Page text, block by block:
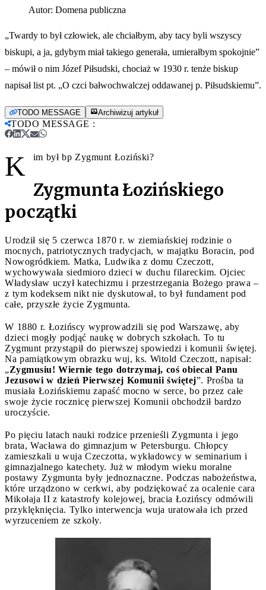
Autor: Domena publiczna
„Twardy to był człowiek, ale chciałbym, aby tacy byli wszyscy
biskupi, a ja, gdybym miał takiego generała, umierałbym spokojnie”
– mówił o nim Józef Piłsudski, chociaż w 1930 r. tenże biskup
napisał list pt. „O czci bałwochwalczej oddawanej p. Piłsudskiemu”.
TODO MESSAGE Archiwizuj artykuł
TODO MESSAGE :
K im był bp Zygmunt Łoziński?
Zygmunta Łozińskiego
początki
Urodził się 5 czerwca 1870 r. w ziemiańskiej rodzinie o
mocnych, patriotycznych tradycjach, w majątku Boracin, pod
Nowogródkiem. Matka, Ludwika z domu Czeczott,
wychowywała siedmioro dzieci w duchu filareckim. Ojciec
Władysław uczył katechizmu i przestrzegania Bożego prawa –
z tym kodeksem nikt nie dyskutował, to był fundament pod
całe, przyszłe życie Zygmunta.
W 1880 r. Łozińscy wyprowadzili się pod Warszawę, aby
dzieci mogły podjąć naukę w dobrych szkołach. To tu
Zygmunt przystąpił do pierwszej spowiedzi i komunii świętej.
Na pamiątkowym obrazku wuj, ks. Witold Czeczott, napisał:
„Zygmusiu! Wiernie tego dotrzymaj, coś obiecał Panu
Jezusowi w dzień Pierwszej Komunii świętej”. Prośba ta
musiała Łozińskiemu zapaść mocno w serce, bo przez całe
swoje życie rocznicę pierwszej Komunii obchodził bardzo
uroczyście.
Po pięciu latach nauki rodzice przenieśli Zygmunta i jego
brata, Wacława do gimnazjum w Petersburgu. Chłopcy
zamieszkali u wuja Czeczotta, wykładowcy w seminarium i
gimnazjalnego katechety. Już w młodym wieku moralne
postawy Zygmunta były jednoznaczne. Podczas nabożeństwa,
które urządzono w cerkwi, aby podziękować za ocalenie cara
Mikołaja II z katastrofy kolejowej, bracia Łozińscy odmówili
przyklęknięcia. Tylko interwencja wuja uratowała ich przed
wyrzuceniem ze szkoły.